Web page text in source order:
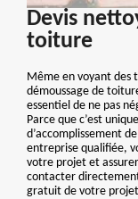
Devis
toiture
Même en voyant des
démoussage de
essentiel de ne pas
Parce que c’est
d’accomplissement
entreprise qualifiée,
votre projet et
contacter
gratuit de votre